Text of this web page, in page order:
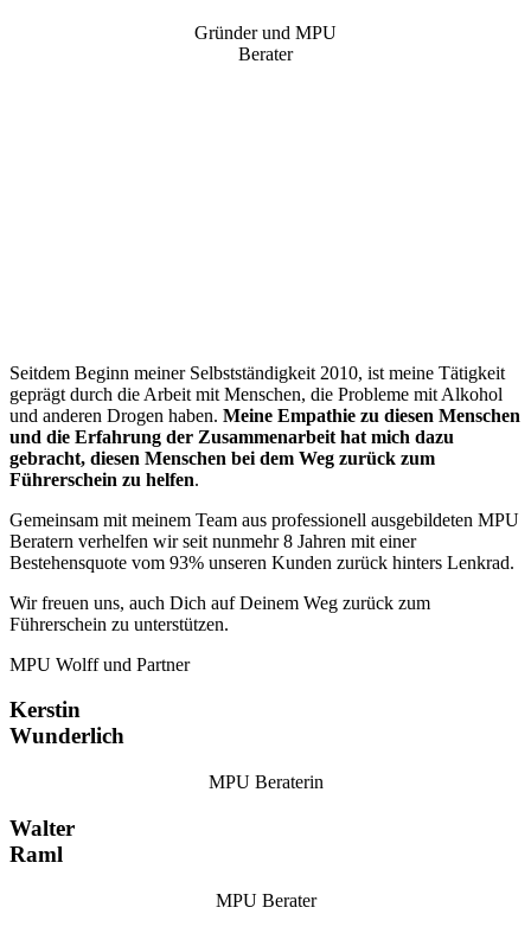
Gründer und MPU
Berater
Seitdem Beginn meiner Selbstständigkeit 2010, ist meine Tätigkeit
geprägt durch die Arbeit mit Menschen, die Probleme mit Alkohol
und anderen Drogen haben. Meine Empathie zu diesen Menschen
und die Erfahrung der Zusammenarbeit hat mich dazu
gebracht, diesen Menschen bei dem Weg zurück zum
Führerschein zu helfen.
Gemeinsam mit meinem Team aus professionell ausgebildeten MPU
Beratern verhelfen wir seit nunmehr 8 Jahren mit einer
Bestehensquote vom 93% unseren Kunden zurück hinters Lenkrad.
Wir freuen uns, auch Dich auf Deinem Weg zurück zum
Führerschein zu unterstützen.
MPU Wolff und Partner
Kerstin
Wunderlich
MPU Beraterin
Walter
Raml
MPU Berater